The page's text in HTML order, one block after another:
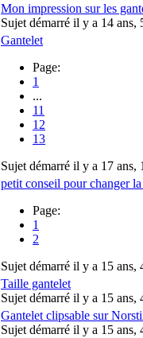
Mon impression sur les
Sujet démarré il y a 14 ans,
Gantelet
Page:
1
...
11
12
13
Sujet démarré il y a 17 ans,
petit conseil pour changer
Page:
1
2
Sujet démarré il y a 15 ans,
Taille gantelet
Sujet démarré il y a 15 ans,
Gantelet clipsable sur
Sujet démarré il y a 15 ans,